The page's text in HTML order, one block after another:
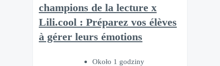
champions de la lecture x
Lili.cool : Préparez vos élèves
à gérer leurs émotions
Około 1 godziny